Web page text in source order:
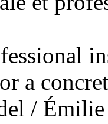
a
/ Émilie